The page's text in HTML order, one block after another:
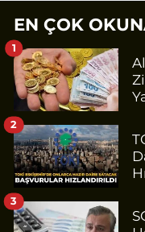
EN ÇOK
1
2
3